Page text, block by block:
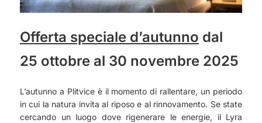
Offerta speciale d’autunno dal
25 ottobre al 30 novembre 2025
L’autunno a Plitvice è il momento di rallentare, un periodo
in cui la natura invita al riposo e al rinnovamento. Se state
cercando un luogo dove rigenerare le energie, il Lyra